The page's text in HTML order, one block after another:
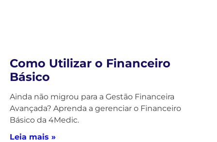
Como Utilizar o Financeiro
Básico
Ainda não migrou para a Gestão Financeira
Avançada? Aprenda a gerenciar o Financeiro
Básico da 4Medic.
Leia mais »